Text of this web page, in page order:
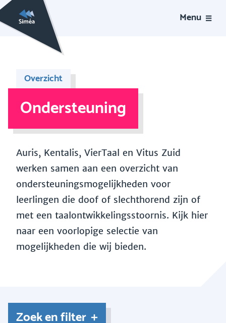
Menu
Overzicht
Ondersteuning
Auris, Kentalis, VierTaal en Vitus Zuid
werken samen aan een overzicht van
ondersteuningsmogelijkheden voor
leerlingen die doof of slechthorend zijn of
met een taalontwikkelingsstoornis. Kijk hier
naar een voorlopige selectie van
mogelijkheden die wij bieden.
Zoek en filter